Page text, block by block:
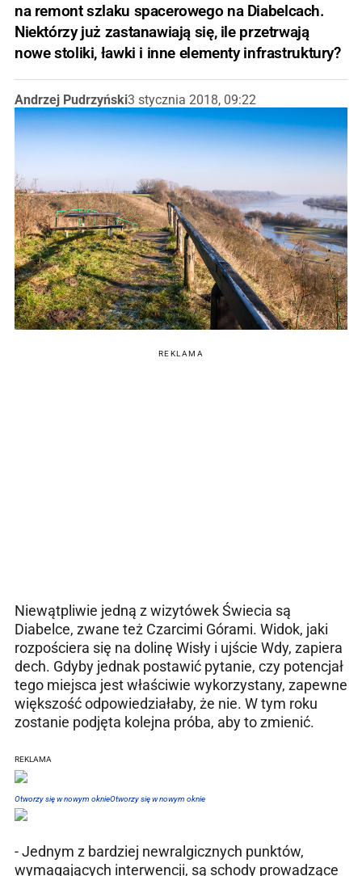
na remont szlaku spacerowego na Diabelcach.
Niektórzy już zastanawiają się, ile przetrwają
nowe stoliki, ławki i inne elementy infrastruktury?
Andrzej Pudrzyński3 stycznia 2018, 09:22
REKLAMA
Niewątpliwie jedną z wizytówek Świecia są
Diabelce, zwane też Czarcimi Górami. Widok, jaki
rozpościera się na dolinę Wisły i ujście Wdy, zapiera
dech. Gdyby jednak postawić pytanie, czy potencjał
tego miejsca jest właściwie wykorzystany, zapewne
większość odpowiedziałaby, że nie. W tym roku
zostanie podjęta kolejna próba, aby to zmienić.
REKLAMA
Otworzy się w nowym oknieOtworzy się w nowym oknie
- Jednym z bardziej newralgicznych punktów,
wymagających interwencji, są schody prowadzące